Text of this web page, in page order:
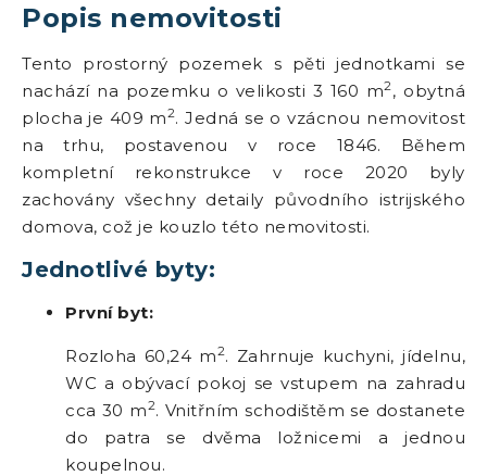
Popis nemovitosti
Tento prostorný pozemek s pěti jednotkami se
nachází na pozemku o velikosti 3 160 m2, obytná
plocha je 409 m2. Jedná se o vzácnou nemovitost
na trhu, postavenou v roce 1846. Během
kompletní rekonstrukce v roce 2020 byly
zachovány všechny detaily původního istrijského
domova, což je kouzlo této nemovitosti.
Jednotlivé byty:
První byt:
Rozloha 60,24 m2. Zahrnuje kuchyni, jídelnu,
WC a obývací pokoj se vstupem na zahradu
cca 30 m2. Vnitřním schodištěm se dostanete
do patra se dvěma ložnicemi a jednou
koupelnou.